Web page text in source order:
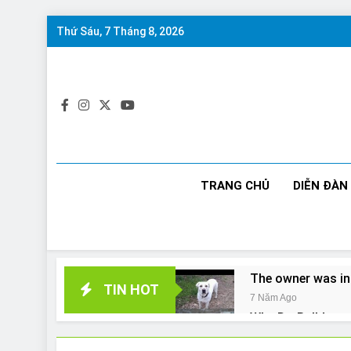
Skip
Thứ Sáu, 7 Tháng 8, 2026
TRANG CHỦ DIỄN ĐÀN
TIN HOT
The owner was
7 Năm Ago
Why Do
7 Năm Ago